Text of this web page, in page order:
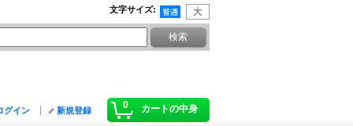
文字サイズ:
0 カートの中身
グイン 新規登録